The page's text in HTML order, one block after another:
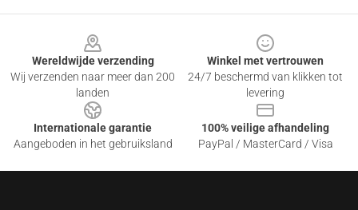
Wereldwijde verzending
Wij verzenden naar meer dan 200
landen
Winkel met vertrouwen
24/7 beschermd van klikken tot
levering
Internationale garantie
Aangeboden in het gebruiksland
100% veilige afhandeling
PayPal / MasterCard / Visa